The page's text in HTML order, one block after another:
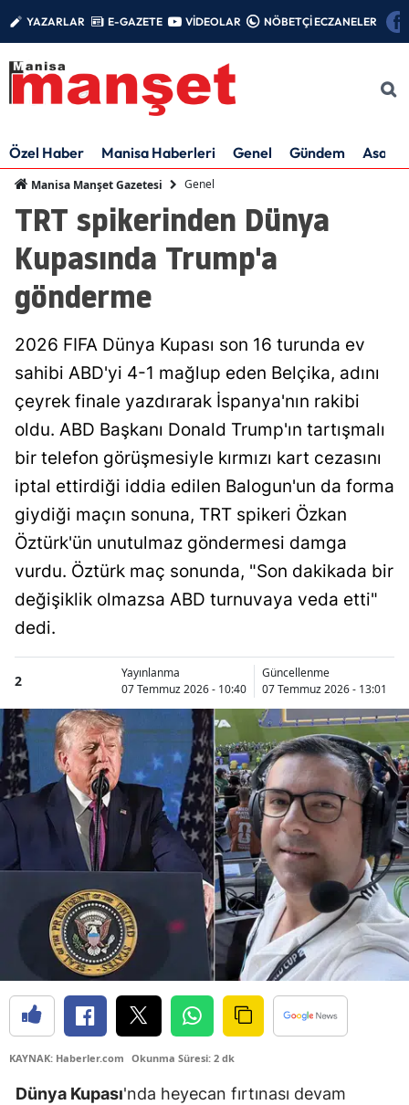
YAZARLAR E-GAZETE VİDEOLAR NÖBETÇİ ECZANELER
Özel Haber Manisa Haberleri Genel Gündem Asayiş
Manisa Manşet Gazetesi Genel
TRT spikerinden Dünya
Kupasında Trump'a
gönderme
2026 FIFA Dünya Kupası son 16 turunda ev
sahibi ABD'yi 4-1 mağlup eden Belçika, adını
çeyrek finale yazdırarak İspanya'nın rakibi
oldu. ABD Başkanı Donald Trump'ın tartışmalı
bir telefon görüşmesiyle kırmızı kart cezasını
iptal ettirdiği iddia edilen Balogun'un da forma
giydiği maçın sonuna, TRT spikeri Özkan
Öztürk'ün unutulmaz göndermesi damga
vurdu. Öztürk maç sonunda, "Son dakikada bir
değişiklik olmazsa ABD turnuvaya veda etti"
dedi.
2
Yayınlanma
07 Temmuz 2026 - 10:40
Güncellenme
07 Temmuz 2026 - 13:01
KAYNAK: Haberler.com Okunma Süresi: 2 dk
Dünya Kupası'nda heyecan fırtınası devam